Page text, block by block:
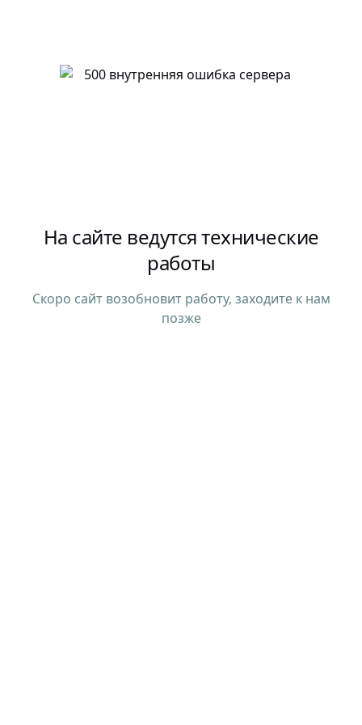
На сайте ведутся технические
работы
Скоро сайт возобновит работу, заходите к нам
позже